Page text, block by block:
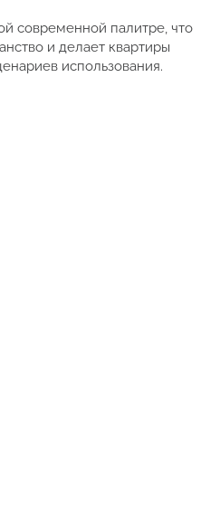
современной палитре, что
и делает квартиры
использования.